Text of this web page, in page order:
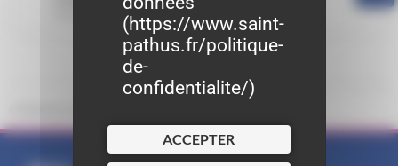
Travail - Formation
(https://www.saint-
pathus.fr/politique-
de-
confidentialite/)
ACCEPTER